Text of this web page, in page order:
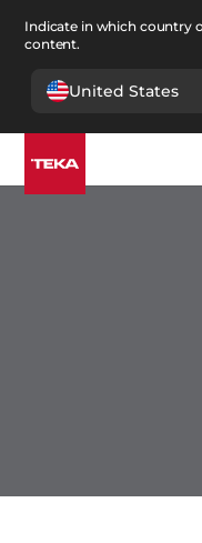
Indicate in which country
content.
United States
Ankastre
Ankastre